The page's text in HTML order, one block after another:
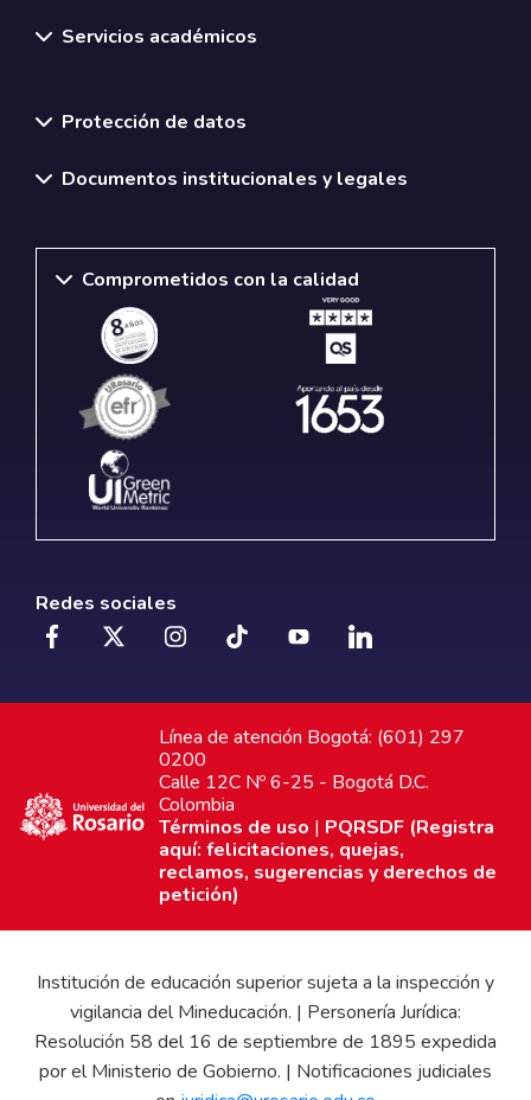
Servicios académicos
Protección de datos
Documentos institucionales y legales
Comprometidos con la calidad
Redes sociales
Línea de atención Bogotá: (601) 297
0200
Calle 12C Nº 6-25 - Bogotá D.C.
Colombia
Términos de uso | PQRSDF (Registra
aquí: felicitaciones, quejas,
reclamos, sugerencias y derechos de
petición)
Institución de educación superior sujeta a la inspección y
vigilancia del Mineducación. | Personería Jurídica:
Resolución 58 del 16 de septiembre de 1895 expedida
por el Ministerio de Gobierno. | Notificaciones judiciales